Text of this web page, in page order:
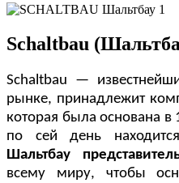
Schaltbau
Schaltbau —
рынке, принадлежит
которая была основана в
по сей день
Шальтбау
всему миру, чтобы